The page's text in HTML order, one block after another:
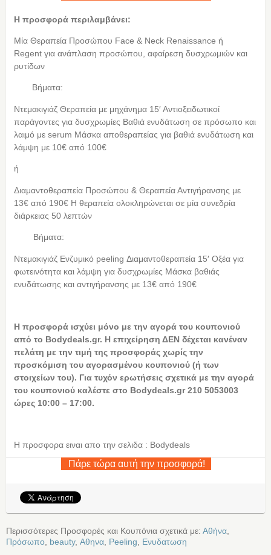
Η προσφορά περιλαμβάνει:
Μία Θεραπεία Προσώπου Face & Neck Renaissance ή
Regent για ανάπλαση προσώπου, αφαίρεση δυσχρωμιών και
ρυτίδων
Βήματα:
Ντεμακιγιάζ Θεραπεία με μηχάνημα 15′ Αντιοξειδωτικοί
παράγοντες για δυσχρωμίες Βαθιά ενυδάτωση σε πρόσωπο και
λαιμό με serum Μάσκα αποθεραπείας για βαθιά ενυδάτωση και
λάμψη με 10€ από 100€
ή
Διαμαντοθεραπεία Προσώπου & Θεραπεία Αντιγήρανσης με
13€ από 190€ Η θεραπεία ολοκληρώνεται σε μία συνεδρία
διάρκειας 50 λεπτών
Βήματα:
Ντεμακιγιάζ Ενζυμικό peeling Διαμαντοθεραπεία 15′ Οξέα για
φωτεινότητα και λάμψη για δυσχρωμίες Μάσκα βαθιάς
ενυδάτωσης και αντιγήρανσης με 13€ από 190€
Η προσφορά ισχύει μόνο με την αγορά του κουπονιού
από το Bodydeals.gr. Η επιχείρηση ΔΕΝ δέχεται κανέναν
πελάτη με την τιμή της προσφοράς χωρίς την
προσκόμιση του αγορασμένου κουπονιού (ή των
στοιχείων του). Για τυχόν ερωτήσεις σχετικά με την αγορά
του κουπονιού καλέστε στο Bodydeals.gr 210 5053003
ώρες 10:00 – 17:00.
Η προσφορα ειναι απο την σελιδα : Bodydeals
Πάρε τώρα αυτή την προσφορά!
Περισσότερες Προσφορές και Κουπόνια σχετικά με: Αθήνα
Πρόσωπο beauty, Αθηνα Peeling
Ενυδατωση